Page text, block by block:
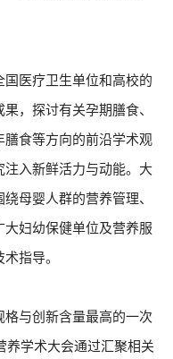
医疗卫生单位和高校的
，探讨有关孕期膳食、
食等方向的前沿学术观
注入新鲜活力与动能。大
母婴人群的营养管理、
妇幼保健单位及营养服
指导。
与创新含量最高的一次
养学术大会通过汇聚相关